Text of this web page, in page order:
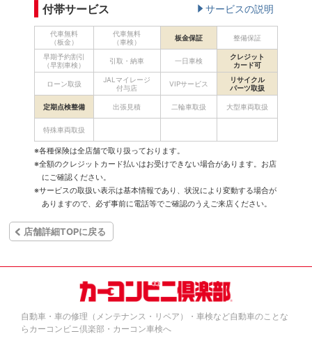
付帯サービス サービスの説明
代車無料
（板金）
代車無料
（車検）
板金保証 整備保証
早期予約割引
（早割車検）
引取・納車 一日車検
クレジット
カード可
ローン取扱
JALマイレージ
付与店
VIPサービス
リサイクル
パーツ取扱
定期点検整備 出張見積 二輪車取扱 大型車両取扱
特殊車両取扱
※各種保険は全店舗で取り扱っております。
※全額のクレジットカード払いはお受けできない場合があります。お店
にご確認ください。
※サービスの取扱い表示は基本情報であり、状況により変動する場合が
ありますので、必ず事前に電話等でご確認のうえご来店ください。
店舗詳細TOPに戻る
自動車・車の修理（メンテナンス・リペア）・車検など自動車のことな
らカーコンビニ倶楽部・カーコン車検へ